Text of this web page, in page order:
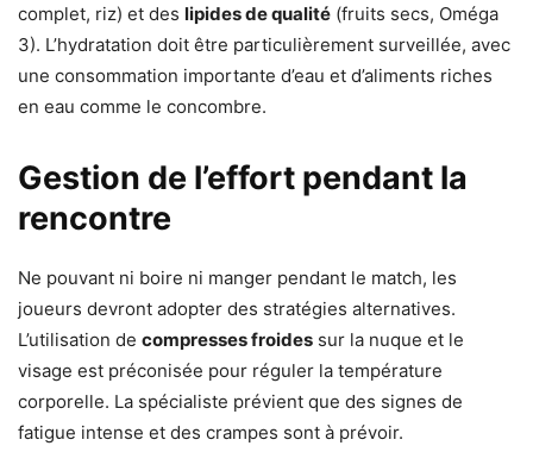
complet, riz) et des lipides de qualité (fruits secs, Oméga
3). L’hydratation doit être particulièrement surveillée, avec
une consommation importante d’eau et d’aliments riches
en eau comme le concombre.
Gestion de l’effort pendant la
rencontre
Ne pouvant ni boire ni manger pendant le match, les
joueurs devront adopter des stratégies alternatives.
L’utilisation de compresses froides sur la nuque et le
visage est préconisée pour réguler la température
corporelle. La spécialiste prévient que des signes de
fatigue intense et des crampes sont à prévoir.